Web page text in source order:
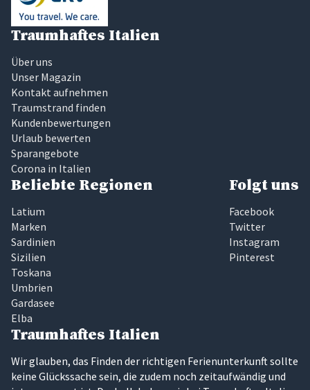
Traumhaftes Italien
Über uns
Unser Magazin
Kontakt aufnehmen
Traumstrand finden
Kundenbewertungen
Urlaub bewerten
Sparangebote
Corona in Italien
Beliebte Regionen
Latium
Marken
Sardinien
Sizilien
Toskana
Umbrien
Gardasee
Elba
Folgt uns
Facebook
Twitter
Instagram
Pinterest
Traumhaftes Italien
Wir glauben, das Finden der richtigen Ferienunterkunft sollte
keine Glückssache sein, die zudem noch zeitaufwändig und